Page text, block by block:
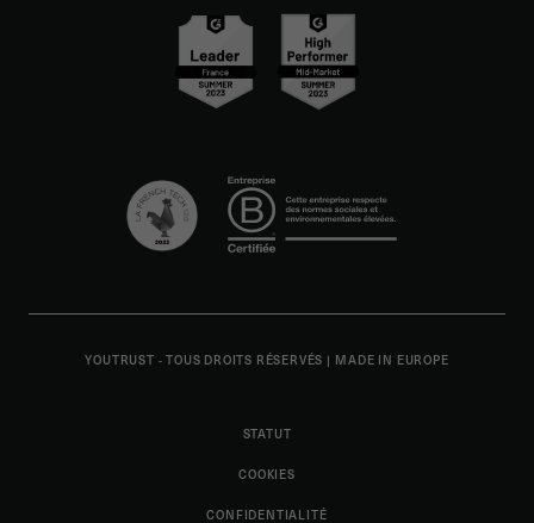
YOUTRUST - TOUS DROITS RÉSERVÉS | MADE IN EUROPE
STATUT
COOKIES
CONFIDENTIALITÉ